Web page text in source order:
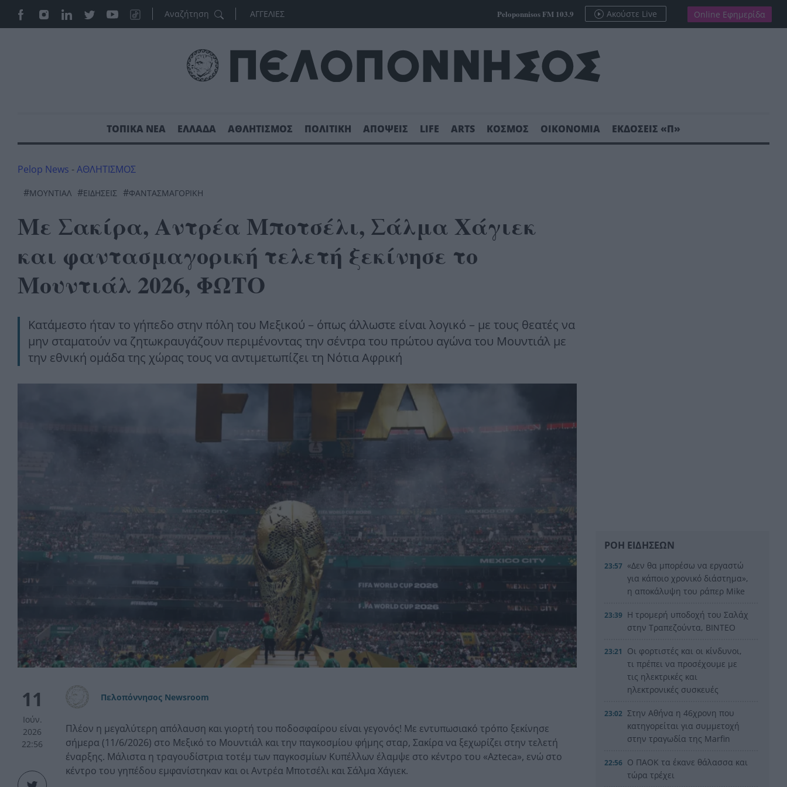
ΑΓΓΕΛΙΕΣ Peloponnisos FM 103.9 Ακούστε Live Online Εφημερίδα
ΤΟΠΙΚΑ ΝΕΑ ΕΛΛΑΔΑ ΑΘΛΗΤΙΣΜΟΣ ΠΟΛΙΤΙΚΗ ΑΠΟΨΕΙΣ LIFE ARTS ΚΟΣΜΟΣ ΟΙΚΟΝΟΜΙΑ ΕΚΔΟΣΕΙΣ «Π»
Pelop News -ΑΘΛΗΤΙΣΜΟΣ
#ΜΟΥΝΤΙΑΛ #ΕΙΔΗΣΕΙΣ #ΦΑΝΤΑΣΜΑΓΟΡΙΚΉ
Με Σακίρα, Αντρέα Μποτσέλι, Σάλμα Χάγιεκ
και φαντασμαγορική τελετή ξεκίνησε το
Μουντιάλ 2026, ΦΩΤΟ
Κατάμεστο ήταν το γήπεδο στην πόλη του Μεξικού – όπως άλλωστε είναι λογικό – με τους θεατές να
μην σταματούν να ζητωκραυγάζουν περιμένοντας την σέντρα του πρώτου αγώνα του Μουντιάλ με
την εθνική ομάδα της χώρας τους να αντιμετωπίζει τη Νότια Αφρική
11
Ιούν.
2026
22:56
Πελοπόννησος Newsroom
Πλέον η μεγαλύτερη απόλαυση και γιορτή του ποδοσφαίρου είναι γεγονός! Με εντυπωσιακό τρόπο ξεκίνησε
σήμερα (11/6/2026) στο Μεξικό το Μουντιάλ και την παγκοσμίου φήμης σταρ, Σακίρα να ξεχωρίζει στην τελετή
έναρξης. Μάλιστα η τραγουδίστρια τοτέμ των παγκοσμίων Κυπέλλων έλαμψε στο κέντρο του «Azteca», ενώ στο
κέντρο του γηπέδου εμφανίστηκαν και οι Αντρέα Μποτσέλι και Σάλμα Χάγιεκ.
ΡΟΗ ΕΙΔΗΣΕΩΝ
23:57 «Δεν θα μπορέσω να εργαστώ
για κάποιο χρονικό διάστημα»,
η αποκάλυψη του ράπερ Mike
23:39 Η τρομερή υποδοχή του Σαλάχ
στην Τραπεζούντα, ΒΙΝΤΕΟ
23:21
Οι φορτιστές και οι κίνδυνοι,
τι πρέπει να προσέχουμε με
τις ηλεκτρικές και
ηλεκτρονικές συσκευές
23:02 Στην Αθήνα η 46χρονη που
κατηγορείται για συμμετοχή
στην τραγωδία της Marfin
22:56 Ο ΠΑΟΚ τα έκανε θάλασσα και
τώρα τρέχει